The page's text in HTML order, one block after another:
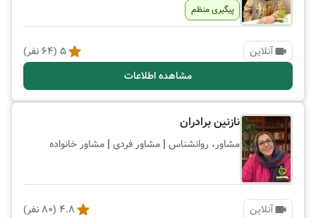
پیگیری منظم
آنلاین 5
(
64 نفر)
مشاهده اطلاعات
نازنین برادران
مشاور، روانشناس | مشاور فردی | مشاور خانواده
آنلاین 4.8
(
80 نفر)